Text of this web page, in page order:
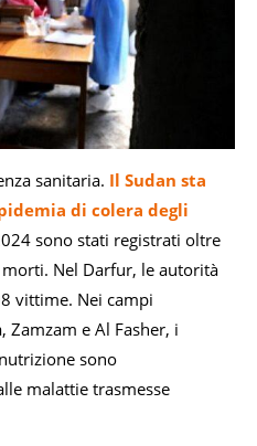
sanitaria. Il Sudan sta
di colera degli
sono stati registrati oltre
Nel Darfur, le autorità
vittime. Nei campi
e Al Fasher, i
sono
malattie trasmesse